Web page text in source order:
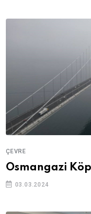
ÇEVRE
Osmangazi
03.03.2024